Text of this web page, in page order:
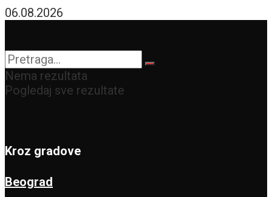
besplatna karta za
humanost!
06.08.2026
Nema rezultata
Pogledaj sve rezultate
Kroz gradove
Beograd